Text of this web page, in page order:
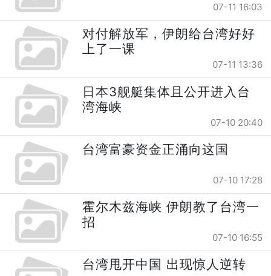
07-11 16:03
对付解放军，伊朗给台湾好好
上了一课
07-11 13:36
日本3舰艇集体且公开进入台
湾海峡
07-10 20:40
台湾富豪资金正涌向这国
07-10 17:28
霍尔木兹海峡 伊朗教了台湾一
招
07-10 16:55
台湾甩开中国 出现惊人逆转